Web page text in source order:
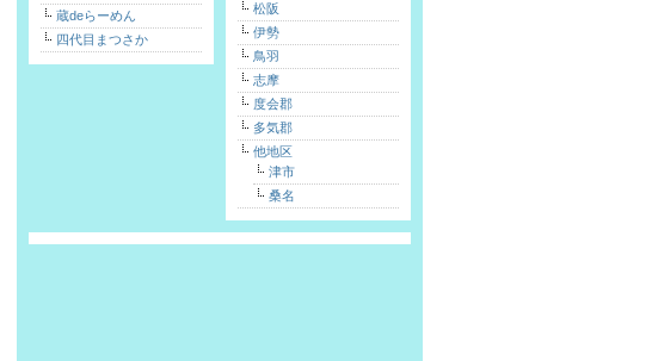
蔵deらーめん
四代目まつさか
松阪
伊勢
鳥羽
志摩
度会郡
多気郡
他地区
津市
桑名